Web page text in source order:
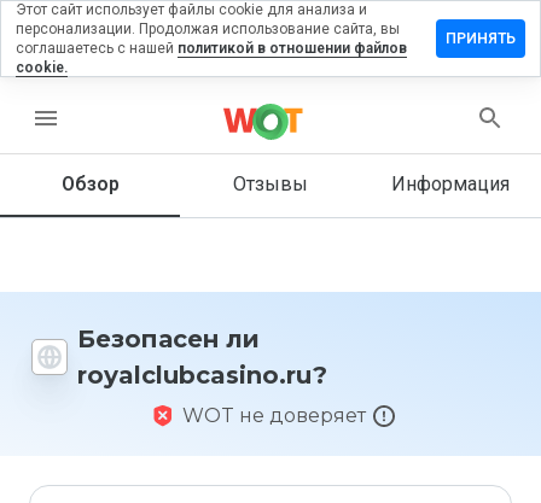
menu
Обзор Отзывы Информация
Безопасен ли
royalclubcasino.ru?
WOT не доверяет
отзыв
Как бы
этот
1 до 5?
Этот сайт использует файлы cookie для анализа и
персонализации. Продолжая использование сайта, вы
соглашаетесь с нашей политикой в отношении файлов
cookie.
ПРИНЯТЬ